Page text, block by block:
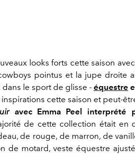
looks forts cette saison
pointus et la jupe droite
le sport de glisse -équestre
cette saison et peut-
avec Emma Peel interprété
de cette collection était en
de rouge, de marron, de
de motard, veste équestre